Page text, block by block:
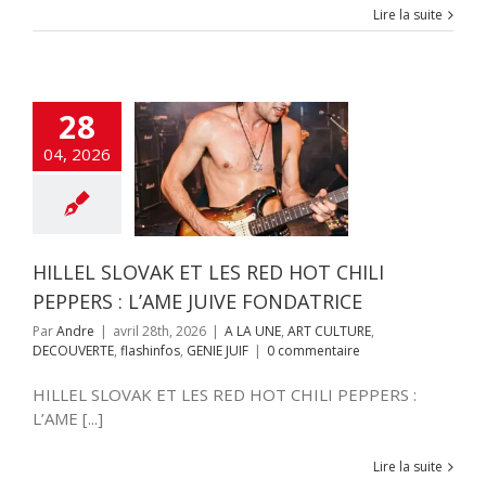
Lire la suite
28
04, 2026
ET LES
CHILI PEPPERS
JUIVE
ART CULTURE
HILLEL SLOVAK ET LES RED HOT CHILI
PEPPERS : L’AME JUIVE FONDATRICE
ParAndre | avril 28th, 2026 | A LA UNE, ART CULTURE,
DECOUVERTE, flashinfos, GENIE JUIF | 0 commentaire
HILLEL SLOVAK ET LES RED HOT CHILI PEPPERS :
L’AME [...]
Lire la suite